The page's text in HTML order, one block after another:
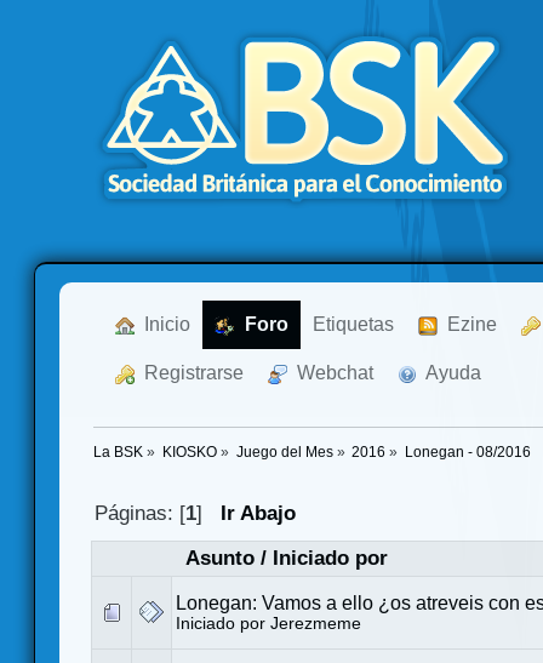
Inicio Foro Etiquetas Ezine
Registrarse Webchat Ayuda
La BSK » KIOSKO» Juego del Mes» 2016 » Lonegan - 08/2016
Páginas: [1]
Ir Abajo
Asunto/ Iniciado por
Lonegan: Vamos a ello ¿os atreveis con
Iniciado por Jerezmeme